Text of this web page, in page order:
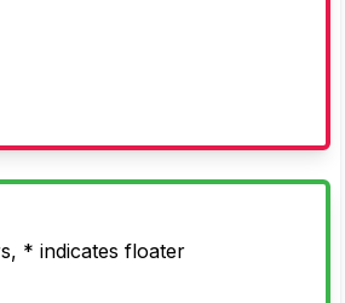
* indicates floater